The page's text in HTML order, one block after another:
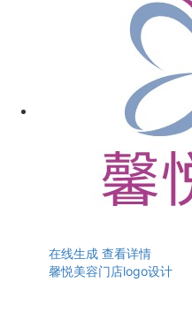
在线生成 查看详情
馨悦美容门店logo设计